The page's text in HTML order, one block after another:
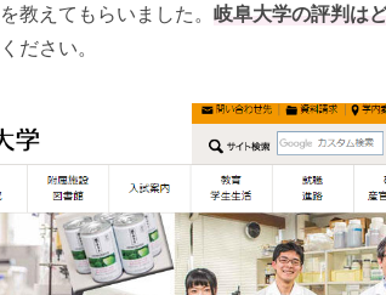
教えてもらいました。 岐阜大学の評判は
ださい。